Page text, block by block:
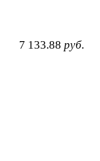
7 133.88 руб.